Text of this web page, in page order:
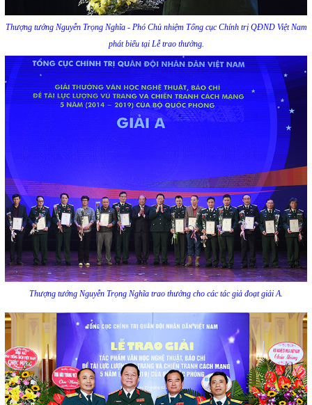
Thượng tướng Nguyễn Trọng Nghĩa - Phó Chủ nhiệm Tổng cục Chính trị QĐND Việt Nam
phát biểu tại Lễ trao thưởng.
Thượng tướng Nguyễn Trọng Nghĩa trao thưởng cho các tác giả đoạt giải A.